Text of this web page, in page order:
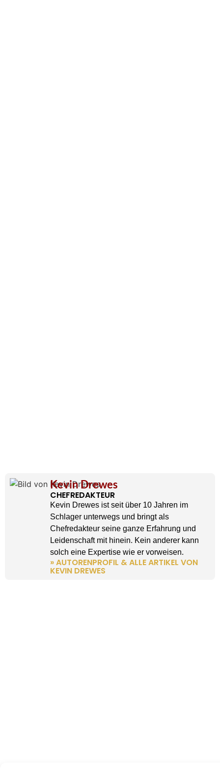
Kevin Drewes
CHEFREDAKTEUR
Kevin Drewes ist seit über 10 Jahren im
Schlager unterwegs und bringt als
Chefredakteur seine ganze Erfahrung und
Leidenschaft mit hinein. Kein anderer kann
solch eine Expertise wie er vorweisen.
» AUTORENPROFIL & ALLE ARTIKEL VON
KEVIN DREWES